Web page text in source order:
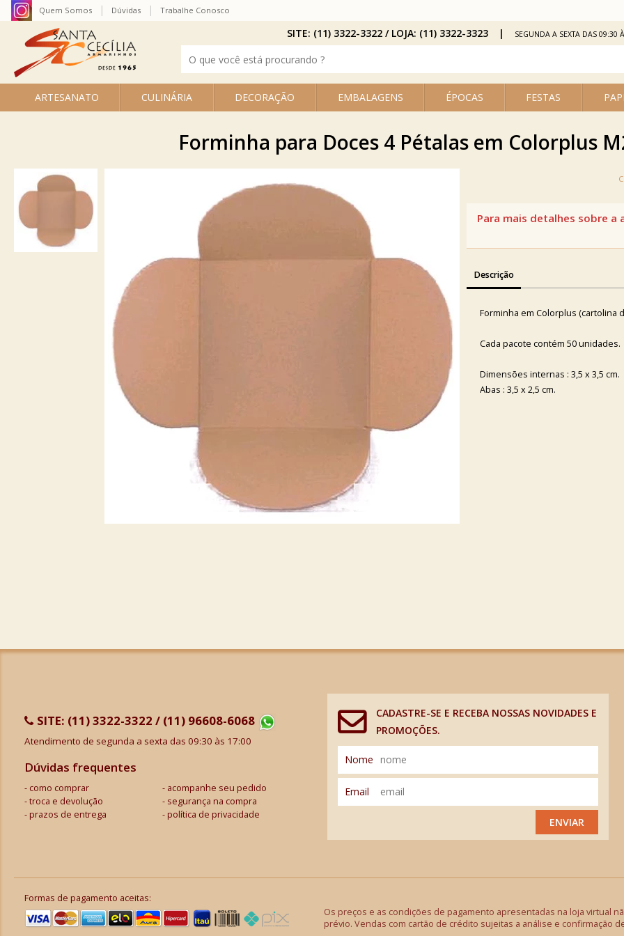
ARTESANATO CULINÁRIA DECORAÇÃO EMBALAGENS ÉPOCAS FESTAS
Quem Somos Dúvidas Trabalhe Conosco
SITE: (11) 3322-3322 / LOJA: (11) 3322-3323 SEGUNDA A SEXTA DAS 09:30
Forminha para Doces 4 Pétalas em Colorplus
Descrição
Forminha em Colorplus (cartolina
Cada pacote contém 50 unidades.
Dimensões internas : 3,5 x 3,5 cm.
Abas : 3,5 x 2,5 cm.
SITE: (11) 3322-3322 / (11) 96608-6068
Atendimento de segunda a sexta das 09:30 às 17:00
Dúvidas frequentes
como comprar
acompanhe seu pedido
troca e devolução
segurança na compra
prazos de entrega
política de privacidade
CADASTRE-SE E RECEBA NOSSAS NOVIDADES E
PROMOÇÕES.
Nome
Email
ENVIAR
Formas de pagamento aceitas:
Os preços e as condições de pagamento apresentadas na loja virtual
prévio. Vendas com cartão de crédito sujeitas a análise e confirmação